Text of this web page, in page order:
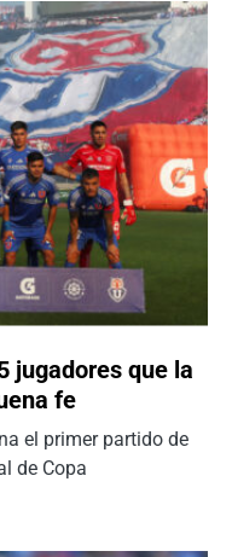
jugadores que la
fe
el primer partido de
de Copa